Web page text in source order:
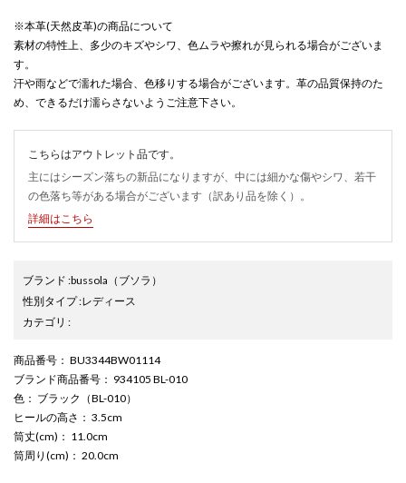
※本革(天然皮革)の商品について
素材の特性上、多少のキズやシワ、色ムラや擦れが見られる場合がございま
す。
汗や雨などで濡れた場合、色移りする場合がございます。革の品質保持のた
め、できるだけ濡らさないようご注意下さい。
こちらはアウトレット品です。
主にはシーズン落ちの新品になりますが、中には細かな傷やシワ、若干
の色落ち等がある場合がございます（訳あり品を除く）。
詳細はこちら
ブランド :bussola （ブソラ）
性別タイプ:レディース
カテゴリ :
商品番号 ： BU3344BW01114
ブランド商品番号 ： 934105 BL-010
色 ： ブラック（BL-010）
ヒールの高さ ： 3.5cm
筒丈(cm) ： 11.0cm
筒周り(cm) ： 20.0cm